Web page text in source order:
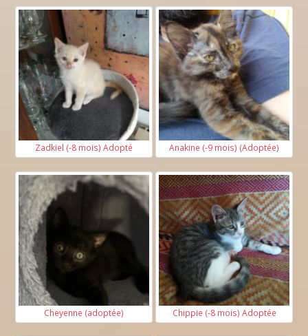
Zadkiel (-8 mois) Adopté Anakine (-9 mois) (Adoptée)
Cheyenne (adoptée) Chippie (-8 mois) Adoptée